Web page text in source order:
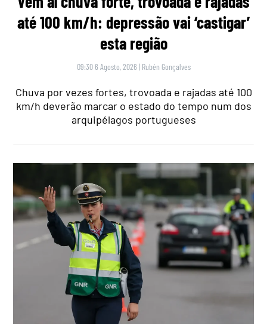
até 100 km/h: depressão vai ‘castigar’
esta região
09:30 6 Agosto, 2026 | Rubén Gonçalves
Chuva por vezes fortes, trovoada e rajadas até 100
km/h deverão marcar o estado do tempo num dos
arquipélagos portugueses